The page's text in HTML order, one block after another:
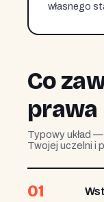
własnego
Co
prawa
Typowy układ
Twojej uczelni i
01